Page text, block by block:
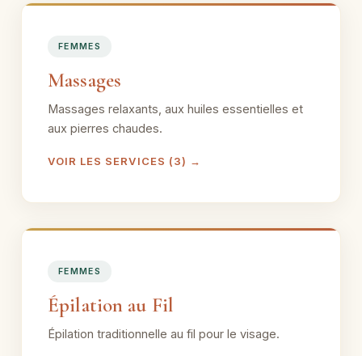
FEMMES
Massages
Massages relaxants, aux huiles essentielles et
aux pierres chaudes.
VOIR LES SERVICES (3) →
FEMMES
Épilation au Fil
Épilation traditionnelle au fil pour le visage.